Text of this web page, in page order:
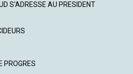
S'ADRESSE AU PRESIDENT
PROGRES